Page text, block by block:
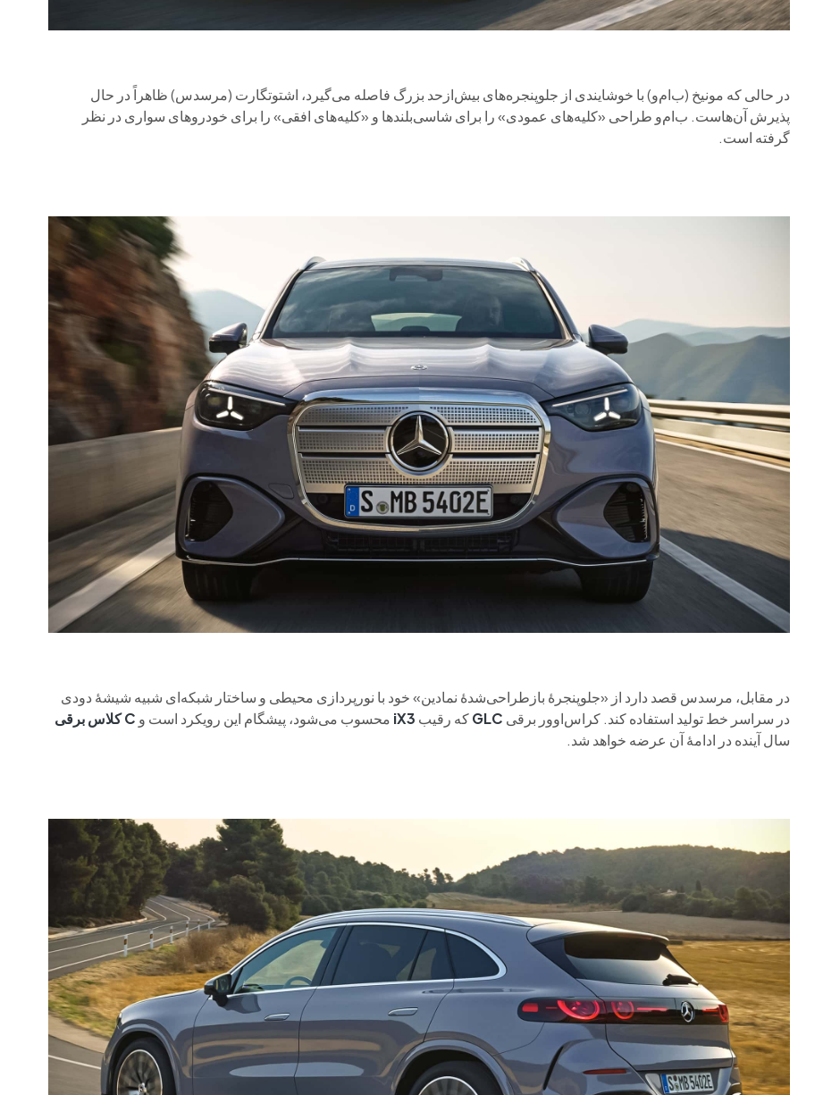
در حالی که مونیخ (ب‌ام‌و) با خوشایندی از جلوپنجره‌های بیش‌ازحد بزرگ فاصله می‌گیرد، اشتوتگارت (مرسدس) ظاهراً در حال
پذیرش آن‌هاست. ب‌ام‌و طراحی «کلیه‌های عمودی» را برای شاسی‌بلندها و «کلیه‌های افقی» را برای خودروهای سواری در نظر
گرفته است.
در مقابل، مرسدس قصد دارد از «جلوپنجرهٔ بازطراحی‌شدهٔ نمادین» خود با نورپردازی محیطی و ساختار شبکه‌ای شبیه شیشهٔ دودی
در سراسر خط تولید استفاده کند. کراس‌اوور برقی GLCکه رقیب iX3 محسوب می‌شود، پیشگام این رویکرد است و C کلاس برقی
سال آینده در ادامهٔ آن عرضه خواهد شد.